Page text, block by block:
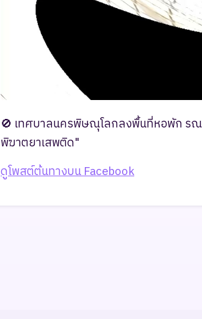
🚫 เทศบาลนครพิษณุโลกลงพื้นที่หอพัก ร
พิฆาตยาเสพติด"
ดูโพสต์ต้นทางบน Facebook